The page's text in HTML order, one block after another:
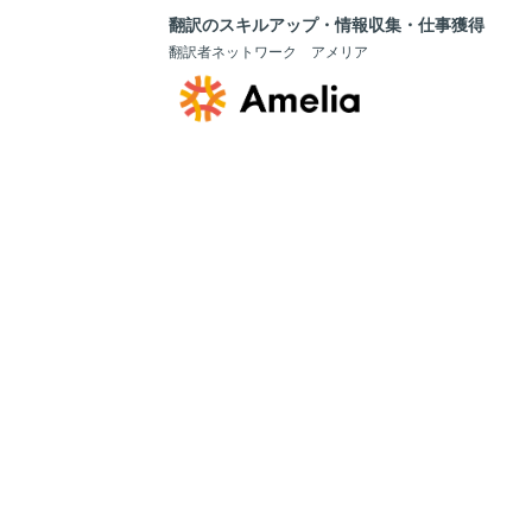
翻訳のスキルアップ・情報収集・仕事獲得
翻訳者ネットワーク アメリア